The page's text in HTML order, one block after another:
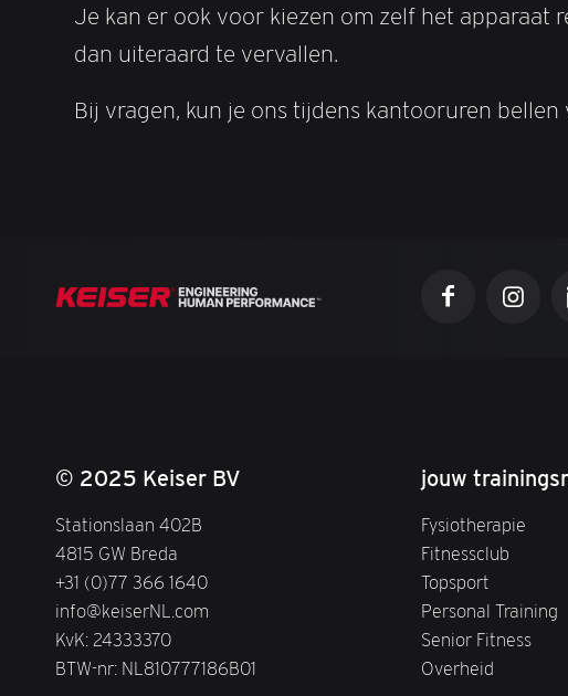
Je kan er ook voor kiezen om zelf het apparaat
dan uiteraard te vervallen.
Bij vragen, kun je ons tijdens kantooruren bellen
© 2025 Keiser BV
Stationslaan 402B
4815 GW Breda
+31 (0)77 366 1640
info@keiserNL.com
KvK: 24333370
BTW-nr: NL810777186B01
jouw
Fysiotherapie
Fitnessclub
Topsport
Personal Training
Senior Fitness
Overheid